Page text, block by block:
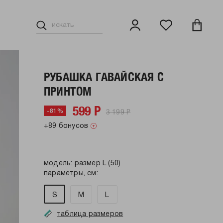
РУБАШКА ГАВАЙСКАЯ С
ПРИНТОМ
-81% 599 Р 3 199 Р
+89 бонусов
модель: размер L (50)
параметры, см:
S M L
таблица размеров